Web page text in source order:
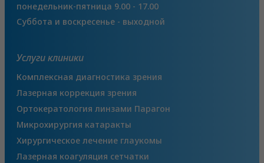
понедельник-пятница 9.00 - 17.00
Суббота и воскресенье - выходной
Услуги клиники
Комплексная диагностика зрения
Лазерная коррекция зрения
Ортокератология линзами Парагон
Микрохирургия катаракты
Хирургическое лечение глаукомы
Лазерная коагуляция сетчатки